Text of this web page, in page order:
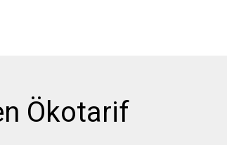
Ökotarif